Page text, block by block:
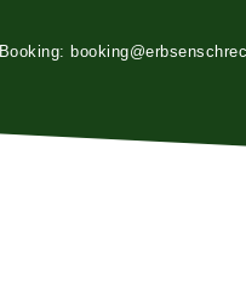
Booking: